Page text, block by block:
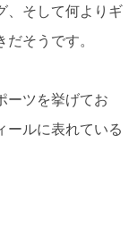
、そして何よりギ
そうです。
ーツを挙げてお
ールに表れている